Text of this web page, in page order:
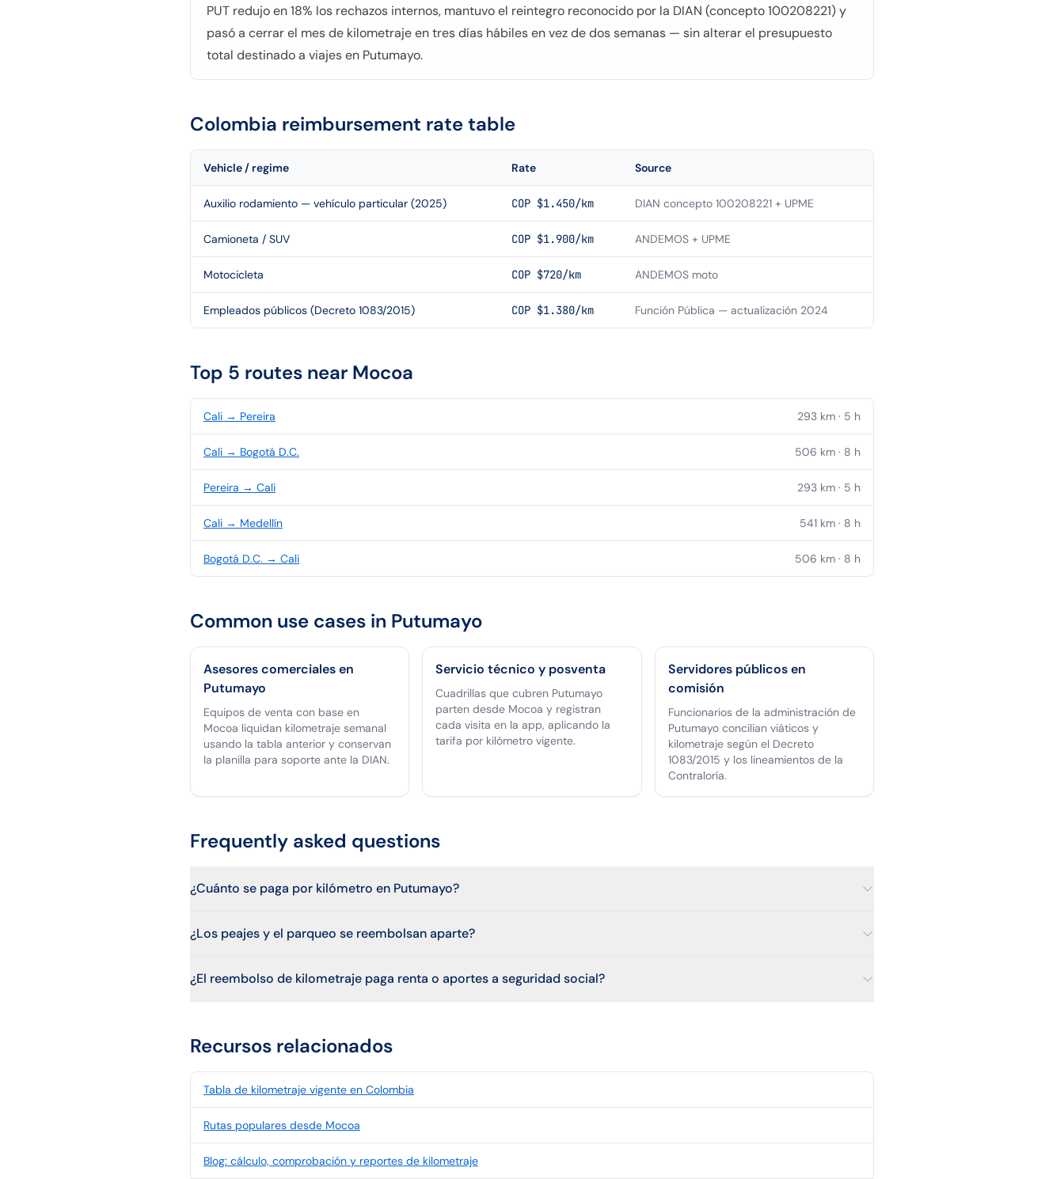
PUT redujo en 18% los rechazos internos, mantuvo el reintegro reconocido por la DIAN (concepto 100208221) y
pasó a cerrar el mes de kilometraje en tres días hábiles en vez de dos semanas — sin alterar el presupuesto
total destinado a viajes en Putumayo.
Colombia reimbursement rate table
Vehicle / regime Rate Source
Auxilio rodamiento — vehículo particular (2025) COP $1.450/km DIAN concepto 100208221 + UPME
Camioneta / SUV COP $1.900/km ANDEMOS + UPME
Motocicleta COP $720/km ANDEMOS moto
Empleados públicos (Decreto 1083/2015) COP $1.380/km Función Pública — actualización 2024
Top 5 routes near Mocoa
Cali → Pereira 293 km · 5 h
Cali → Bogotá D.C. 506 km · 8 h
Pereira → Cali 293 km · 5 h
Cali → Medellín 541 km · 8 h
Bogotá D.C. → Cali 506 km · 8 h
Common use cases in Putumayo
Asesores comerciales en
Putumayo
Equipos de venta con base en
Mocoa liquidan kilometraje semanal
usando la tabla anterior y conservan
la planilla para soporte ante la DIAN.
Servicio técnico y posventa
Cuadrillas que cubren Putumayo
parten desde Mocoa y registran
cada visita en la app, aplicando la
tarifa por kilómetro vigente.
Servidores públicos en
comisión
Funcionarios de la administración de
Putumayo concilian viáticos y
kilometraje según el Decreto
1083/2015 y los lineamientos de la
Contraloría.
Frequently asked questions
¿Cuánto se paga por kilómetro en Putumayo?
¿Los peajes y el parqueo se reembolsan aparte?
¿El reembolso de kilometraje paga renta o aportes a seguridad social?
Recursos relacionados
Tabla de kilometraje vigente en Colombia
Rutas populares desde Mocoa
Blog: cálculo, comprobación y reportes de kilometraje